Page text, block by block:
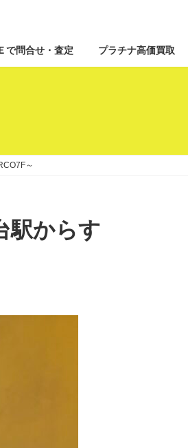
で問合せ・査定 プラチナ高価買取
～
駅からす